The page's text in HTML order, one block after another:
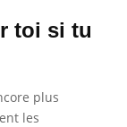
toi si tu
plus
les